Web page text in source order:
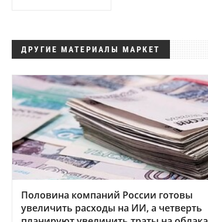
ДРУГИЕ МАТЕРИАЛЫ МАРКЕТ
Половина компаний России готовы
увеличить расходы на ИИ, а четверть